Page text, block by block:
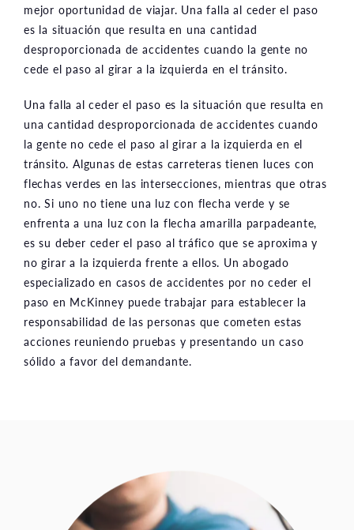
mejor oportunidad de viajar. Una falla al ceder el paso
es la situación que resulta en una cantidad
desproporcionada de accidentes cuando la gente no
cede el paso al girar a la izquierda en el tránsito.
Una falla al ceder el paso es la situación que resulta en
una cantidad desproporcionada de accidentes cuando
la gente no cede el paso al girar a la izquierda en el
tránsito. Algunas de estas carreteras tienen luces con
flechas verdes en las intersecciones, mientras que otras
no. Si uno no tiene una luz con flecha verde y se
enfrenta a una luz con la flecha amarilla parpadeante,
es su deber ceder el paso al tráfico que se aproxima y
no girar a la izquierda frente a ellos. Un abogado
especializado en casos de accidentes por no ceder el
paso en McKinney puede trabajar para establecer la
responsabilidad de las personas que cometen estas
acciones reuniendo pruebas y presentando un caso
sólido a favor del demandante.